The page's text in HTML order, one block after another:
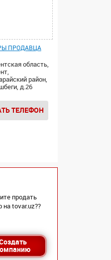
ПРОДАВЦА
область,
район,
д.26
ТЕЛЕФОН
продать
на tovar.uz??